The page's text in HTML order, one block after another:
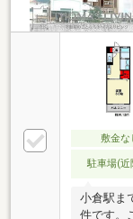
敷金な
駐車場(近
小倉駅ま
件です。